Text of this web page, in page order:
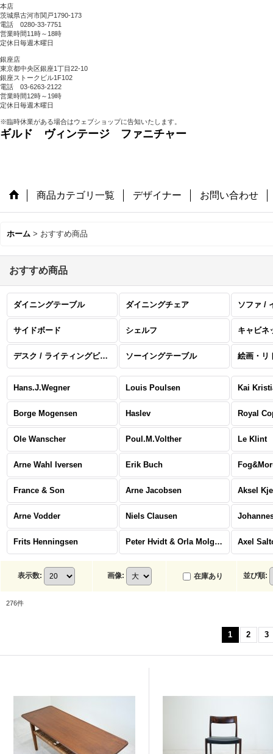
本店
茨城県古河市関戸1790-173
電話 0280-33-7751
営業時間11時～18時
定休日毎週木曜日
銀座店
東京都中央区銀座1丁目22-10
銀座ストークビル1F102
電話 03-6263-2122
営業時間12時～19時
定休日毎週木曜日
※臨時休業がある場合はウェブショップに告知いたします。
ギルド ヴィンテージ ファニチャー
商品カテゴリ一覧 デザイナー お問い合わせ
ホーム > おすすめ商品
おすすめ商品
ダイニングテーブル ダイニングチェア ソファ /
サイドボード シェルフ キャビネ
デスク / ライティングビューロー ソーイングテーブル
Hans.J.Wegner Louis Poulsen Kai
Borge Mogensen Haslev Royal
Ole Wanscher Poul.M.Volther Le Klint
Arne Wahl Iversen Erik Buch
France & Son Arne Jacobsen Aksel
Arne Vodder Niels Clausen
Frits Henningsen Peter Hvidt & Orla Molgaard Nielsen Axel
表示数: 画像: 在庫あり 並び順:
276件
1 2 3